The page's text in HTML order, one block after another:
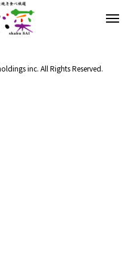
inc. All Rights Reserved.